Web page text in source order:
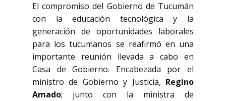
El compromiso del Gobierno de Tucumán
con la educación tecnológica y la
generación de oportunidades laborales
para los tucumanos se reafirmó en una
importante reunión llevada a cabo en
Casa de Gobierno. Encabezada por el
ministro de Gobierno y Justicia, Regino
Amado; junto con la ministra de